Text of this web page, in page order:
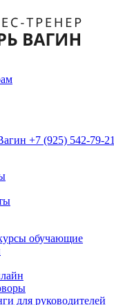
+7 (925) 542-79-21
обучающие
для руководителей